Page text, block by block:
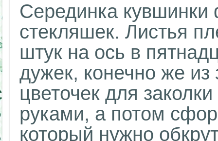
Серединка
стекляшек. Листья
штук на ось в
дужек, конечно же из
цветочек для
руками, а потом
который нужно